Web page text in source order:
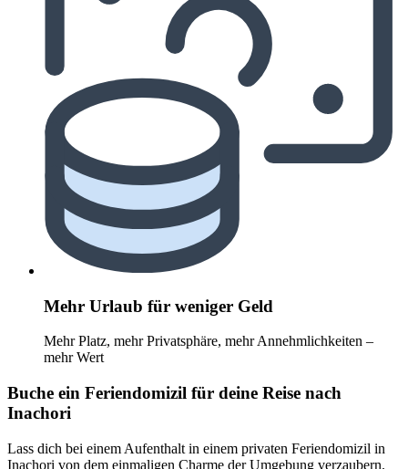
Mehr Urlaub für weniger Geld
Mehr Platz, mehr Privatsphäre, mehr Annehmlichkeiten –
mehr Wert
Buche ein Feriendomizil für deine Reise nach
Inachori
Lass dich bei einem Aufenthalt in einem privaten Feriendomizil in
Inachori von dem einmaligen Charme der Umgebung verzaubern.